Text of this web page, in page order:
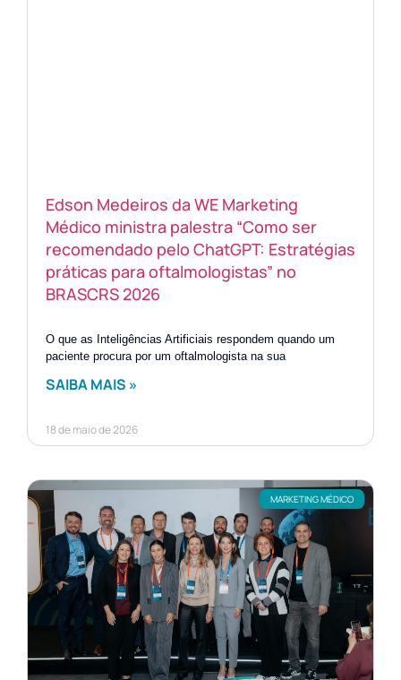
Edson Medeiros da WE Marketing
Médico ministra palestra “Como ser
recomendado pelo ChatGPT: Estratégias
práticas para oftalmologistas” no
BRASCRS 2026
O que as Inteligências Artificiais respondem quando um
paciente procura por um oftalmologista na sua
SAIBA MAIS »
18 de maio de 2026
MARKETING MÉDICO